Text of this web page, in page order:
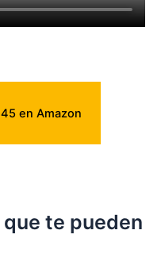
en Amazon
te pueden